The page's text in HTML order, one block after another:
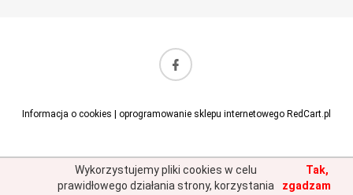
Informacja o cookies oprogramowanie sklepu internetowego RedCart.pl
Wykorzystujemy pliki cookies w celu
prawidłowego działania strony, korzystania
Tak,
zgadzam